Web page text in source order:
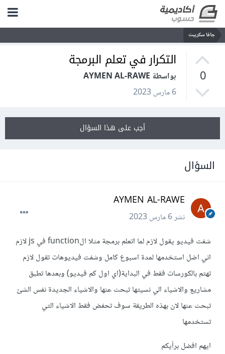
جافا سكريبت
0
التكرار في تعلم البرمجة
بواسطة AYMEN AL-RAWE
6 مارس 2023
أجب على هذا السؤال
السؤال
AYMEN AL-RAWE
نشر6 مارس 2023
شفت فيديو يقول لازم لما اتعلم برمجة مثلا الfunction في js لازم
اني اضل استخدمها لمدة اسبوع كامل وشفت فيديوهات تقول لازم
تهتم بالكورسات فقط في البداية(اي اول كم فيديو) وبعدها تطبق
مشاريع والاشياء الي نسيتها تبحث عنها والاشياء الجديدة نفس الشئ
تبحث عنها لان بهذه الطريقة سوف تحفض فقط الاشياء التي
تستخدمها
ايهم افضل برأيكم